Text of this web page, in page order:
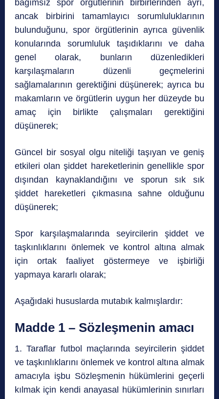
bağımsız spor örgütlerinin birbirlerinden ayrı,
ancak birbirini tamamlayıcı sorumluluklarının
bulunduğunu, spor örgütlerinin ayrıca güvenlik
konularında sorumluluk taşıdıklarını ve daha
genel olarak, bunların düzenledikleri
karşılaşmaların düzenli geçmelerini
sağlamalarının gerektiğini düşünerek; ayrıca bu
makamların ve örgütlerin uygun her düzeyde bu
amaç için birlikte çalışmaları gerektiğini
düşünerek;
Güncel bir sosyal olgu niteliği taşıyan ve geniş
etkileri olan şiddet hareketlerinin genellikle spor
dışından kaynaklandığını ve sporun sık sık
şiddet hareketleri çıkmasına sahne olduğunu
düşünerek;
Spor karşılaşmalarında seyircilerin şiddet ve
taşkınlıklarını önlemek ve kontrol altına almak
için ortak faaliyet göstermeye ve işbirliği
yapmaya kararlı olarak;
Aşağıdaki hususlarda mutabık kalmışlardır:
Madde 1 – Sözleşmenin amacı
1. Taraflar futbol maçlarında seyircilerin şiddet
ve taşkınlıklarını önlemek ve kontrol altına almak
amacıyla işbu Sözleşmenin hükümlerini geçerli
kılmak için kendi anayasal hükümlerinin sınırları